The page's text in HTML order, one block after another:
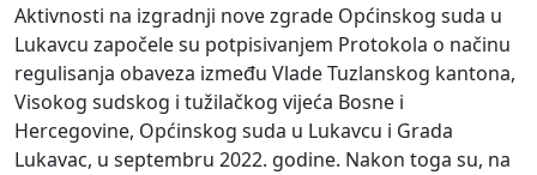
Aktivnosti na izgradnji nove zgrade Općinskog suda u
Lukavcu započele su potpisivanjem Protokola o načinu
regulisanja obaveza između Vlade Tuzlanskog kantona,
Visokog sudskog i tužilačkog vijeća Bosne i
Hercegovine, Općinskog suda u Lukavcu i Grada
Lukavac, u septembru 2022. godine. Nakon toga su, na